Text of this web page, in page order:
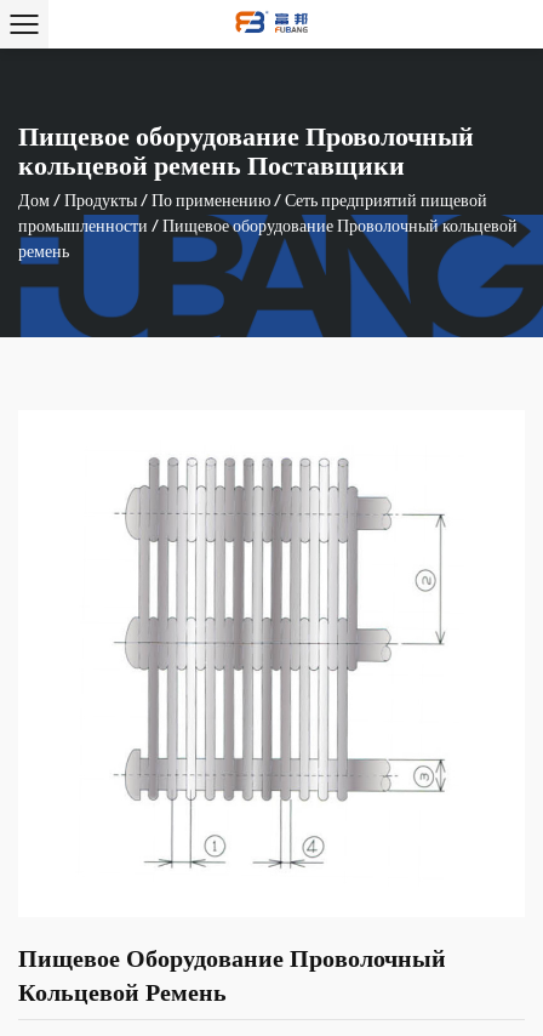
Пищевое оборудование Проволочный
кольцевой ремень Поставщики
Дом / Продукты / По применению / Сеть предприятий пищевой
промышленности / Пищевое оборудование Проволочный кольцевой
ремень
Пищевое Оборудование Проволочный
Кольцевой Ремень